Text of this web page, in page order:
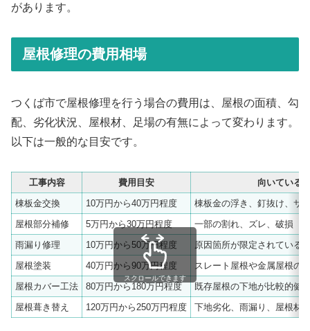
があります。
屋根修理の費用相場
つくば市で屋根修理を行う場合の費用は、屋根の面積、勾
配、劣化状況、屋根材、足場の有無によって変わります。
以下は一般的な目安です。
工事内容 費用目安
向いている
棟板金交換
10万円から40万円程度
棟板金の浮き、釘抜け、サ
屋根部分補修
5万円から30万円程度
一部の割れ、ズレ、破損
雨漏り修理
10万円から50万円程度
原因箇所が限定されている
屋根塗装
40万円から90万円程度
スレート屋根や金属屋根の
屋根カバー工法
80万円から180万円程度
既存屋根の下地が比較的健
屋根葺き替え
120万円から250万円程度 下地劣化、雨漏り、屋根材
スクロールできます